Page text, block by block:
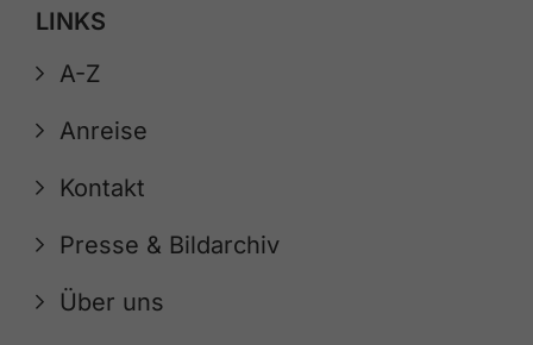
LINKS
A-Z
Anreise
Kontakt
Presse & Bildarchiv
Über uns